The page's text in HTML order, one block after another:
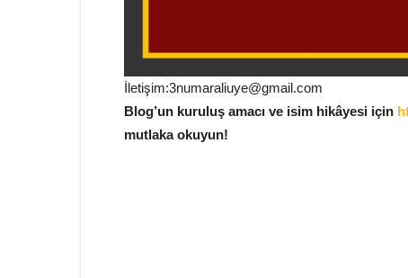
İletişim:3numaraliuye@gmail.com
Blog’un kuruluş amacı ve isim hikâyesi için
mutlaka okuyun!